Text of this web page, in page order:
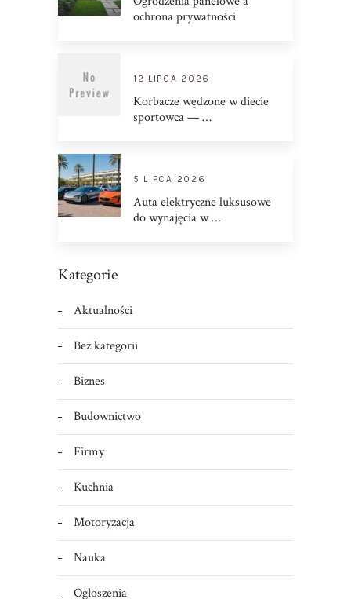
ochrona prywatności
12 LIPCA 2026
Korbacze wędzone w diecie
sportowca — …
5 LIPCA 2026
Auta elektryczne luksusowe
do wynajęcia w …
Kategorie
Aktualności
Bez kategorii
Biznes
Budownictwo
Firmy
Kuchnia
Motoryzacja
Nauka
Ogłoszenia